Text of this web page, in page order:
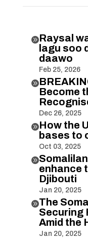
Raysal
lagu soo
daawo
Feb 25, 2026

Become
Dec 26, 2025
How the
bases to
Oct 03, 2025

enhance
Djibouti
Jan 20, 2025
The
Securing
Amid the
Jan 20, 2025